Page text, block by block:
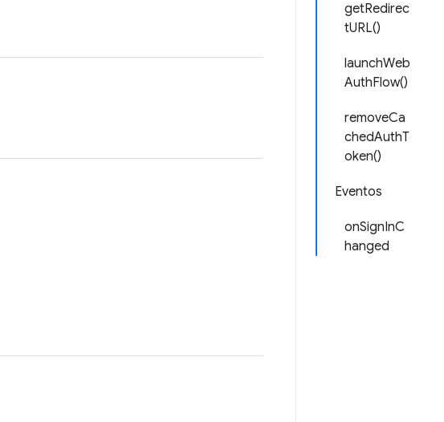
getRedirec
tURL()
launchWeb
AuthFlow()
removeCa
chedAuthT
oken()
Eventos
onSignInC
hanged